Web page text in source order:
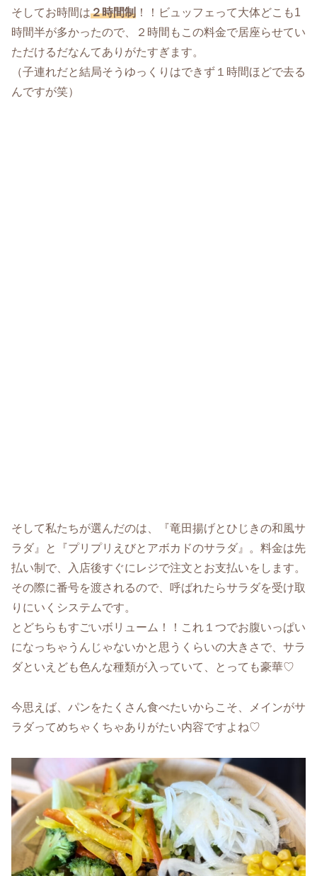
そしてお時間は２時間制 ！！ビュッフェって大体どこも1
時間半が多かったので、２時間もこの料金で居座らせてい
ただけるだなんてありがたすぎます。
（子連れだと結局そうゆっくりはできず１時間ほどで去る
んですが笑）
そして私たちが選んだのは、『竜田揚げとひじきの和風サ
ラダ』と『プリプリえびとアボカドのサラダ』。料金は先
払い制で、入店後すぐにレジで注文とお支払いをします。
その際に番号を渡されるので、呼ばれたらサラダを受け取
りにいくシステムです。
とどちらもすごいボリューム！！これ１つでお腹いっぱい
になっちゃうんじゃないかと思うくらいの大きさで、サラ
ダといえども色んな種類が入っていて、とっても豪華♡
今思えば、パンをたくさん食べたいからこそ、メインがサ
ラダってめちゃくちゃありがたい内容ですよね♡